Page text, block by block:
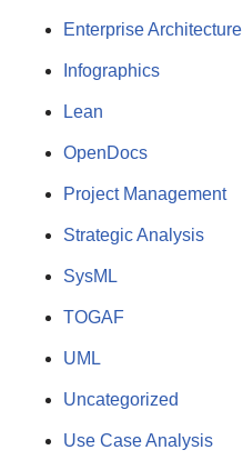
Enterprise Architecture
Infographics
Lean
OpenDocs
Project Management
Strategic Analysis
SysML
TOGAF
UML
Uncategorized
Use Case Analysis